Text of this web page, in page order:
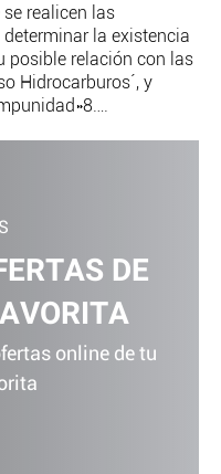
realicen las
la existencia
posible relación con las
Hidrocarburos´, y
DE
online de tu